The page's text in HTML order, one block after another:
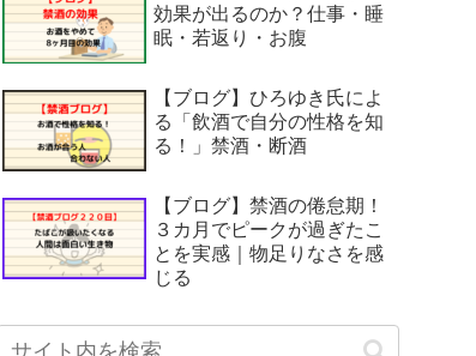
効果が出るのか？仕事・睡
眠・若返り・お腹
【ブログ】ひろゆき氏によ
る「飲酒で自分の性格を知
る！」禁酒・断酒
【ブログ】禁酒の倦怠期！
３カ月でピークが過ぎたこ
とを実感｜物足りなさを感
じる